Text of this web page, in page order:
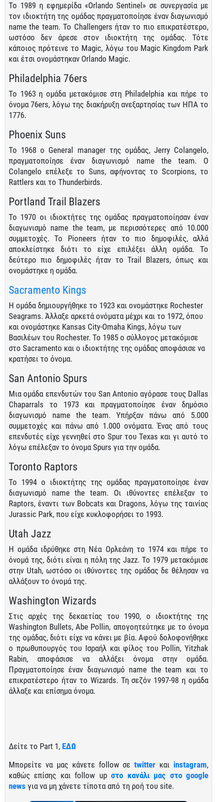
Το 1989 η εφημερίδα «Orlando Sentinel» σε συνεργασία με
τον ιδιοκτήτη της ομάδας πραγματοποίησε έναν διαγωνισμό
name the team. Το Challengers ήταν το πιο επικρατέστερο,
ωστόσο δεν άρεσε στον ιδιοκτήτη της ομάδας. Τότε
κάποιος πρότεινε το Magic, λόγω του Magic Kingdom Park
και έτσι ονομάστηκαν Orlando Magic.
Philadelphia 76ers
Το 1963 η ομάδα μετακόμισε στη Philadelphia και πήρε το
όνομα 76ers, λόγω της διακήρυξη ανεξαρτησίας των ΗΠΑ το
1776.
Phoenix Suns
Το 1968 ο General manager της ομάδας, Jerry Colangelo,
πραγματοποίησε έναν διαγωνισμό name the team. Ο
Colangelo επέλεξε το Suns, αφήνοντας το Scorpions, το
Rattlers και το Thunderbirds.
Portland Trail Blazers
Το 1970 οι ιδιοκτήτες της ομάδας πραγματοποίησαν έναν
διαγωνισμό name the team, με περισσότερες από 10.000
συμμετοχές. Το Pioneers ήταν το πιο δημοφιλές, αλλά
αποκλείστηκε διότι το είχε επιλέξει άλλη ομάδα. Το
δεύτερο πιο δημοφιλές ήταν το Trail Blazers, όπως και
ονομάστηκε η ομάδα.
Sacramento Kings
Η ομάδα δημιουργήθηκε το 1923 και ονομάστηκε Rochester
Seagrams. Άλλαξε αρκετά ονόματα μέχρι και το 1972, όπου
και ονομάστηκε Kansas City-Omaha Kings, λόγω των
Βασιλέων του Rochester. Το 1985 ο σύλλογος μετακόμισε
στο Sacramento και ο ιδιοκτήτης της ομάδας αποφάσισε να
κρατήσει το όνομα.
San Antonio Spurs
Μια ομάδα επενδυτών του San Antonio αγόρασε τους Dallas
Chaparrals το 1973 και πραγματοποίησε έναν δημόσιο
διαγωνισμό name the team. Υπήρξαν πάνω από 5.000
συμμετοχές και πάνω από 1.000 ονόματα. Ένας από τους
επενδυτές είχε γεννηθεί στο Spur του Texas και γι αυτό το
λόγω επέλεξαν το όνομα Spurs για την ομάδα.
Toronto Raptors
To 1994 ο ιδιοκτήτης της ομάδας πραγματοποίησε έναν
διαγωνισμό name the team. Οι ιθύνοντες επέλεξαν το
Raptors, έναντι των Bobcats και Dragons, λόγω της ταινίας
Jurassic Park, που είχε κυκλοφορήσει το 1993.
Utah Jazz
Η ομάδα ιδρύθηκε στη Νέα Ορλεάνη το 1974 και πήρε το
όνομά της, διότι είναι η πόλη της Jazz. Το 1979 μετακόμισε
στην Utah, ωστόσο οι ιθύνοντες της ομάδας δε θέλησαν να
αλλάξουν το όνομά της.
Washington Wizards
Στις αρχές της δεκαετίας του 1990, ο ιδιοκτήτης της
Washington Bullets, Abe Pollin, απογοητεύτηκε με το όνομα
της ομάδας, διότι είχε να κάνει με βία. Αφού δολοφονήθηκε
ο πρωθυπουργός του Ισραήλ και φίλος του Pollin, Yitzhak
Rabin, αποφάσισε να αλλάξει όνομα στην ομάδα.
Πραγματοποίησε έναν διαγωνισμό name the team και το
επικρατέστερο ήταν το Wizards. Τη σεζόν 1997-98 η ομάδα
άλλαξε και επίσημα όνομα.
Δείτε το Part 1, ΕΔΩ
Μπορείτε να μας κάνετε follow σεtwitter και instagram,
καθώς επίσης και follow upστο κανάλι μας στο google
news για να μη χάνετε τίποτα από τη ροή του site.